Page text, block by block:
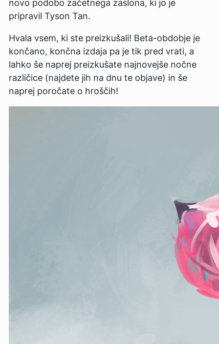
novo podobo začetnega zaslona, ki jo je
pripravil Tyson Tan.
Hvala vsem, ki ste preizkušali! Beta-obdobje je
končano, končna izdaja pa je tik pred vrati, a
lahko še naprej preizkušate najnovejše nočne
različice (najdete jih na dnu te objave) in še
naprej poročate o hroščih!